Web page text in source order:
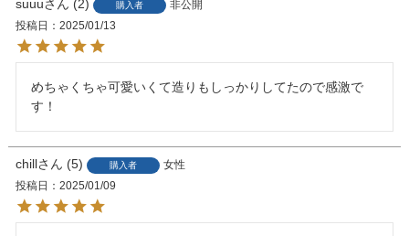
suuu 2 購入者
非公開
投稿日
2025/01/13
めちゃくちゃ可愛いくて造りもしっかりしてたので感激で
す！
chill 5 購入者
女性
投稿日
2025/01/09